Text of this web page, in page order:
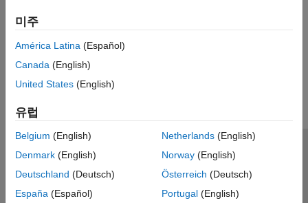
Predictive Maintenance Toolbox
Raspberry Pi Blockset
Get Started with Robust Control Toolbox
Uncertain System Representation
Linear Matrix Inequalities
Simulink Control Design
미주
América Latina (Español)
Canada (English)
United States (English)
유럽
Belgium (English)
Denmark (English)
Deutschland (Deutsch)
España (Español)
Netherlands(English)
Norway(English)
Österreich (Deutsch)
Portugal(English)
신뢰 센터 등록 상표 개인정보 취급방침
불법 복제 방지
애플리케이션 상태
© 1994-2026 The MathWorks, Inc.